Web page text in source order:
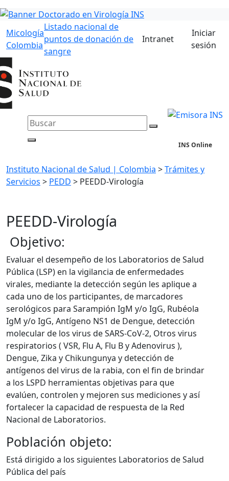
Micología
Colombia
Listado nacional de
puntos de donación de
sangre
Intranet
Iniciar
sesión
INS Online
Instituto Nacional de Salud | Colombia >Trámites y
Servicios > PEDD > PEEDD-Virología
PEEDD-Virología
​​​​ Objetivo:
Evaluar el desempeño de los Laboratorios de Salud
Pública (LSP) en la vigilancia de enfermedades
virales, mediante la detección según les aplique a
cada uno de los participantes, de marcadores
serológicos para Sarampión IgM y/o IgG, Rubéola
IgM y/o IgG, Antígeno NS1 de Dengue, detección
molecular de los virus de SARS-CoV-2, Otros virus
respiratorios ( VSR, Flu A, Flu B y Adenovirus ),
Dengue, Zika y Chikungunya y detección de
antígenos del virus de la rabia, con el fin de brindar
a los LSPD herramientas objetivas para que
evalúen, controlen y mejoren sus mediciones y así
fortalecer la capacidad de respuesta de la Red
Nacional de Laboratorios.​
Población objeto:
Está dirigido a los siguientes Laboratorios de Salud
Pública del país​